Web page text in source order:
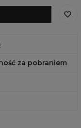
za pobraniem